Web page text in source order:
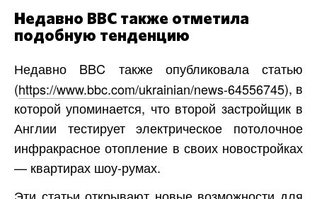
Недавно BBC также отметила
подобную тенденцию
Недавно BBC также опубликовала статью
(https://www.bbc.com/ukrainian/news-64556745), в
которой упоминается, что второй застройщик в
Англии тестирует электрическое потолочное
инфракрасное отопление в своих новостройках
— квартирах шоу-румах.